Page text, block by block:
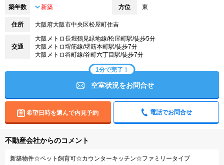
築年数 新築 方位 東
住所 大阪府大阪市中央区松屋町住吉
交通
大阪メトロ長堀鶴見緑地線/松屋町駅/徒歩5分
大阪メトロ堺筋線/堺筋本町駅/徒歩7分
大阪メトロ谷町線/谷町六丁目駅/徒歩7分
1分で完了！
空室状況をお問合せ
希望日時を選んで内見予約 電話でお問合せ
不動産会社からのコメント
新築物件☆ペット飼育可☆カウンターキッチン☆ファミリータイプ